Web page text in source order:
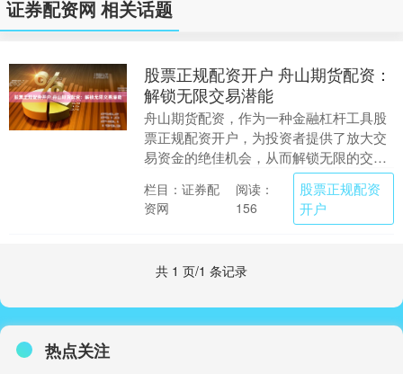
证券配资网 相关话题
股票正规配资开户 舟山期货配资：
解锁无限交易潜能
舟山期货配资，作为一种金融杠杆工具股
票正规配资开户，为投资者提供了放大交
易资金的绝佳机会，从而解锁无限的交易
潜能。 1. 低杠杆：低杠杆意味着借款金额
相对较小。....
栏目：证券配
资网
阅读：
156
股票正规配资
开户
共 1 页/1 条记录
热点关注